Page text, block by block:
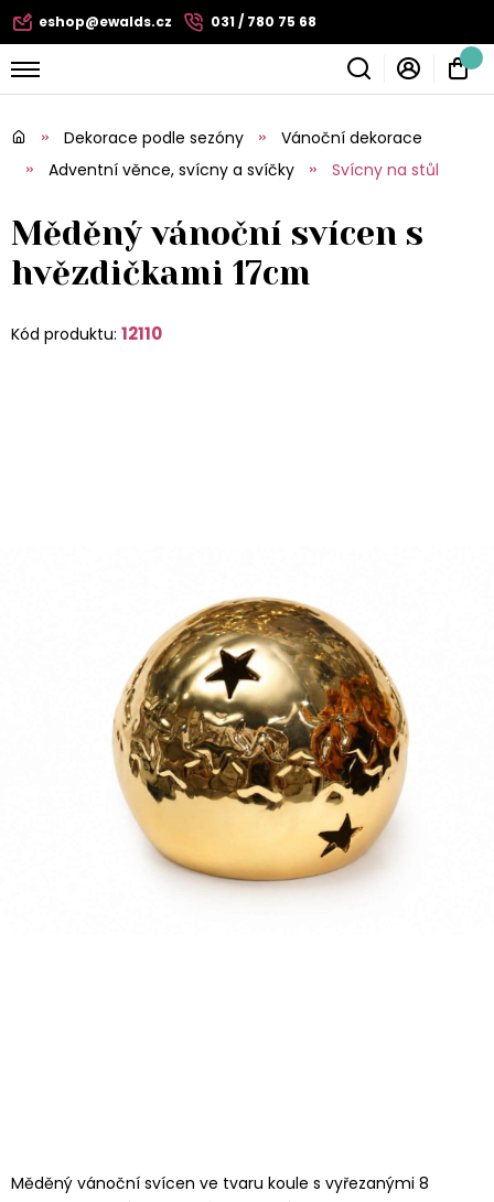
eshop@ewalds.cz 031 / 780 75 68
Dekorace podle sezóny
Vánoční dekorace
Adventní věnce, svícny a svíčky
Svícny na stůl
Měděný vánoční svícen s
hvězdičkami 17cm
Kód produktu: 12110
Měděný vánoční svícen ve tvaru koule s vyřezanými 8